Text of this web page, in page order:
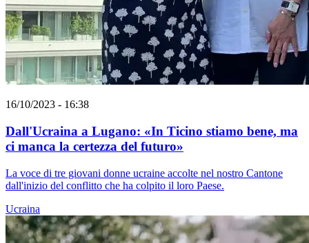
16/10/2023 - 16:38
Dall'Ucraina a Lugano: «In Ticino stiamo bene, ma
ci manca la certezza del futuro»
La voce di tre giovani donne ucraine accolte nel nostro Cantone
dall'inizio del conflitto che ha colpito il loro Paese.
Ucraina